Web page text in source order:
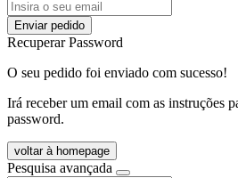
Enviar pedido
Recuperar Password
O seu pedido foi enviado com sucesso!
Irá receber um email com as instruções
password.
voltar à homepage
Pesquisa avançada